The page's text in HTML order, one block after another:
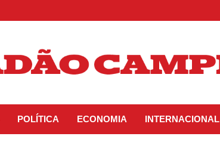
POLÍTICA ECONOMIA INTERNACIONAL